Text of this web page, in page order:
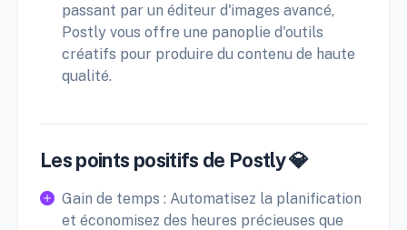
passant par un éditeur d'images avancé,
Postly vous offre une panoplie d'outils
créatifs pour produire du contenu de haute
qualité.
Les points positifs de Postly 💎
Gain de temps : Automatisez la planification
et économisez des heures précieuses que